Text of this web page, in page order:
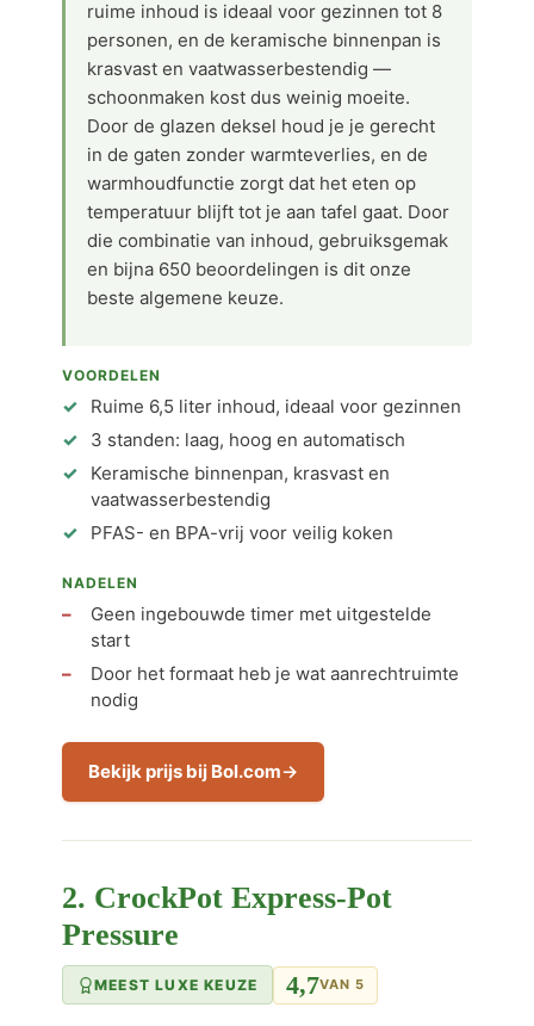
ruime inhoud is ideaal voor gezinnen tot 8
personen, en de keramische binnenpan is
krasvast en vaatwasserbestendig —
schoonmaken kost dus weinig moeite.
Door de glazen deksel houd je je gerecht
in de gaten zonder warmteverlies, en de
warmhoudfunctie zorgt dat het eten op
temperatuur blijft tot je aan tafel gaat. Door
die combinatie van inhoud, gebruiksgemak
en bijna 650 beoordelingen is dit onze
beste algemene keuze.
VOORDELEN
Ruime 6,5 liter inhoud, ideaal voor gezinnen
3 standen: laag, hoog en automatisch
Keramische binnenpan, krasvast en
vaatwasserbestendig
PFAS- en BPA-vrij voor veilig koken
NADELEN
Geen ingebouwde timer met uitgestelde
start
Door het formaat heb je wat aanrechtruimte
nodig
Bekijk prijs bij Bol.com
2. CrockPot Express-Pot
Pressure
MEEST LUXE KEUZE 4,7VAN 5